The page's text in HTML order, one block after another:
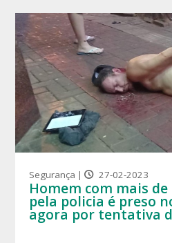
Segurança | 27-02-2023
Homem com mais de
pela policia é preso
agora por tentativa